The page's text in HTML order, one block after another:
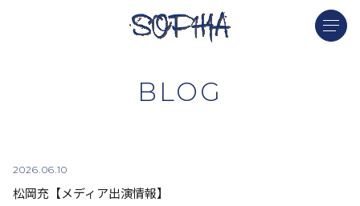
BLOG
2026.06.10
松岡充【メディア出演情報】